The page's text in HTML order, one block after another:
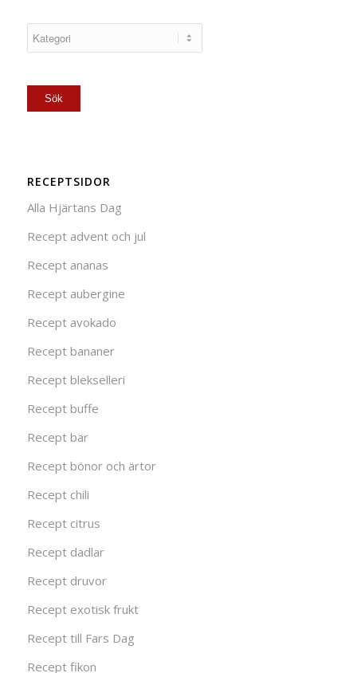
RECEPTSIDOR
Alla Hjärtans Dag
Recept advent och jul
Recept ananas
Recept aubergine
Recept avokado
Recept bananer
Recept blekselleri
Recept buffe
Recept bär
Recept bönor och ärtor
Recept chili
Recept citrus
Recept dadlar
Recept druvor
Recept exotisk frukt
Recept till Fars Dag
Recept fikon